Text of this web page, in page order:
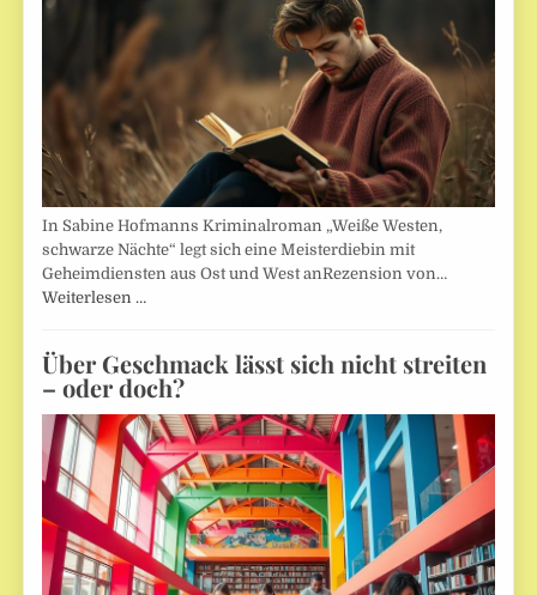
In Sabine Hofmanns Kriminalroman „Weiße Westen,
schwarze Nächte“ legt sich eine Meisterdiebin mit
Geheimdiensten aus Ost und West anRezension von…
Weiterlesen …
Über Geschmack lässt sich nicht streiten
– oder doch?